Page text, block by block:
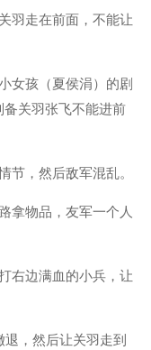
羽走在前面，不能让
女孩（夏侯涓）的剧
关羽张飞不能进前
节，然后敌军混乱。
拿物品，友军一个人
右边满血的小兵，让
，然后让关羽走到